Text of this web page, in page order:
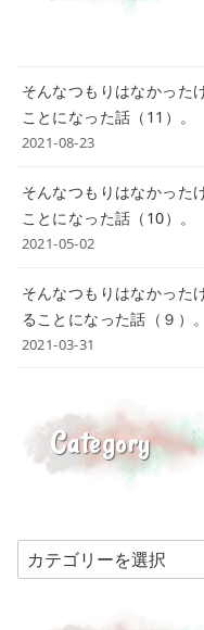
そんなつもりはなかった
ことになった話（11）。
2021-08-23
そんなつもりはなかった
ことになった話（10）。
2021-05-02
そんなつもりはなかった
ることになった話（９）。
2021-03-31
Category